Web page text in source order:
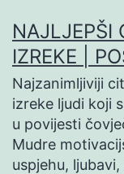
na
sadržaj
NAJLJEPŠI
IZREKE |
Najzanimljiviji
izreke ljudi koji
u povijesti
Mudre
uspjehu,